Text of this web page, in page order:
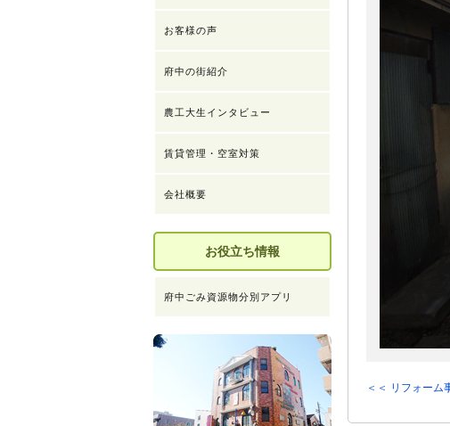
＜＜ リフォーム
お客様の声
府中の街紹介
農工大生インタビュー
賃貸管理・空室対策
会社概要
お役立ち情報
府中ごみ資源物分別アプリ